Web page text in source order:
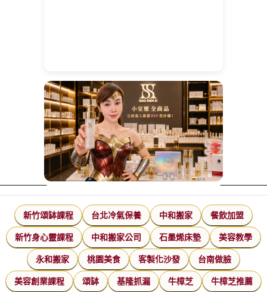
新竹頌缽課程 台北冷氣保養 中和搬家 餐飲加盟
新竹身心靈課程 中和搬家公司 石墨烯床墊 美容教學
永和搬家 桃園美食 客製化沙發 台南做臉
美容創業課程 頌缽 基隆抓漏 牛樟芝 牛樟芝推薦